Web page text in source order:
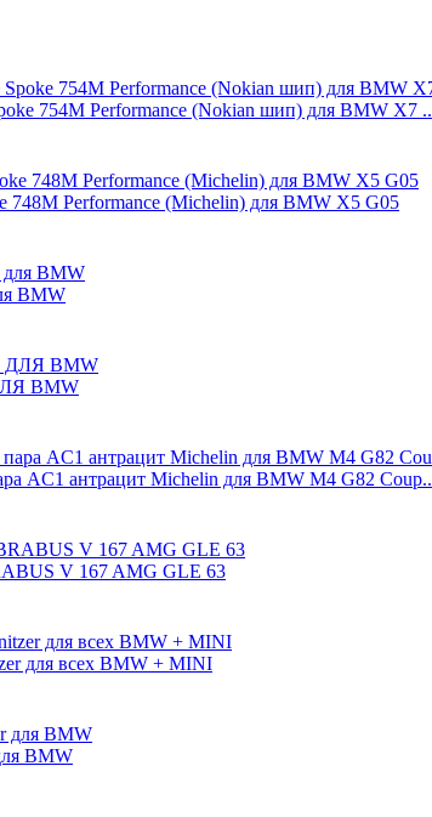
754M Performance (Nokian шип) для BMW X7 ..
748M Performance (Michelin) для BMW X5 G05
BMW
BMW
AC1 антрацит Michelin для BMW M4 G82 Coup..
V 167 AMG GLE 63
для всех BMW + MINI
BMW